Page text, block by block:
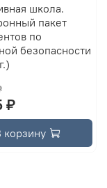
школа.
пакет
по
безопасности
₽
корзину